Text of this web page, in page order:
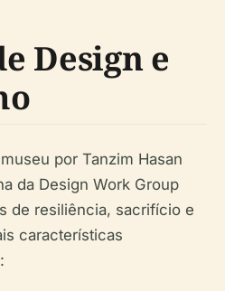
Design e
por Tanzim Hasan
da Design Work Group
de resiliência, sacrifício e
características